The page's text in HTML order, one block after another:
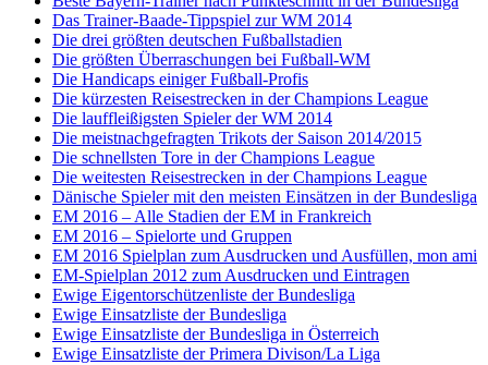
Das Trainer-Baade-Tippspiel zur WM 2014
Die drei größten deutschen Fußballstadien
Die größten Überraschungen bei Fußball-WM
Die Handicaps einiger Fußball-Profis
Die kürzesten Reisestrecken in der Champions League
Die lauffleißigsten Spieler der WM 2014
Die meistnachgefragten Trikots der Saison 2014/2015
Die schnellsten Tore in der Champions League
Die weitesten Reisestrecken in der Champions League
Dänische Spieler mit den meisten Einsätzen in der Bundesliga
EM 2016 – Alle Stadien der EM in Frankreich
EM 2016 – Spielorte und Gruppen
EM 2016 Spielplan zum Ausdrucken und Ausfüllen, mon ami
EM-Spielplan 2012 zum Ausdrucken und Eintragen
Ewige Eigentorschützenliste der Bundesliga
Ewige Einsatzliste der Bundesliga
Ewige Einsatzliste der Bundesliga in Österreich
Ewige Einsatzliste der Primera Divison/La Liga